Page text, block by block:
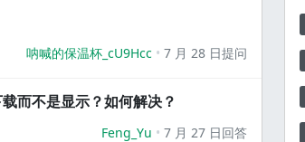
呐喊的保温杯_cU9Hcc 7 月 28 日提问
而不是显示？如何解决？
Feng_Yu 7 月 27 日回答